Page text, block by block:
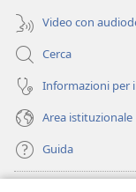
Video con
Cerca
Informazioni per
Area istituzionale
Guida